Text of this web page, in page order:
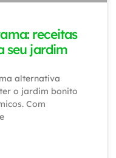
receitas
seu jardim
alternativa
o jardim bonito
Com